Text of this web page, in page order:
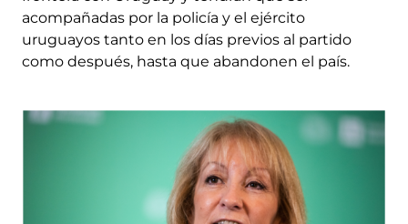
acompañadas por la policía y el ejército
uruguayos tanto en los días previos al partido
como después, hasta que abandonen el país.